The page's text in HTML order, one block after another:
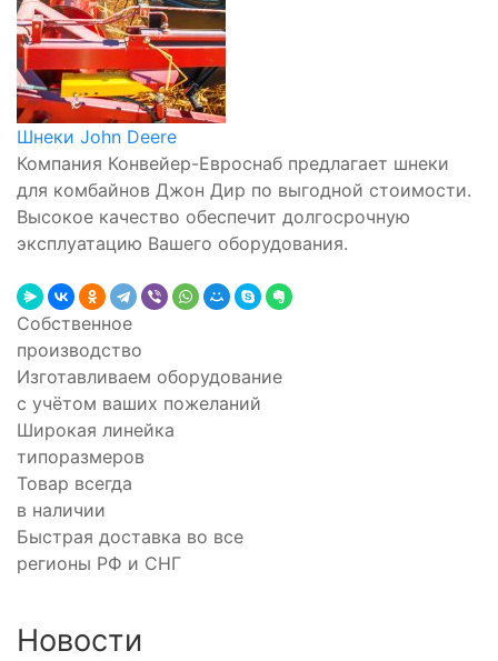
Шнеки John Deere
Компания Конвейер-Евроснаб предлагает шнеки
для комбайнов Джон Дир по выгодной стоимости.
Высокое качество обеспечит долгосрочную
эксплуатацию Вашего оборудования.
Собственное
производство
Изготавливаем оборудование
с учётом ваших пожеланий
Широкая линейка
типоразмеров
Товар всегда
в наличии
Быстрая доставка во все
регионы РФ и СНГ
Новости